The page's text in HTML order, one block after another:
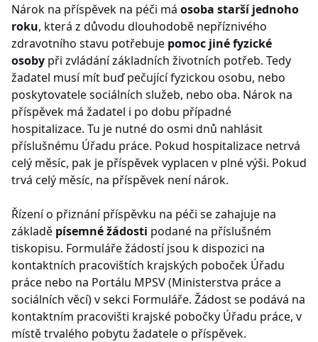
Nárok na příspěvek na péči má osoba starší jednoho
roku, která z důvodu dlouhodobě nepříznivého
zdravotního stavu potřebuje pomoc jiné fyzické
osoby při zvládání základních životních potřeb. Tedy
žadatel musí mít buď pečující fyzickou osobu, nebo
poskytovatele sociálních služeb, nebo oba. Nárok na
příspěvek má žadatel i po dobu případné
hospitalizace. Tu je nutné do osmi dnů nahlásit
příslušnému Úřadu práce. Pokud hospitalizace netrvá
celý měsíc, pak je příspěvek vyplacen v plné výši. Pokud
trvá celý měsíc, na příspěvek není nárok.
Řízení o přiznání příspěvku na péči se zahajuje na
základě písemné žádosti podané na příslušném
tiskopisu. Formuláře žádostí jsou k dispozici na
kontaktních pracovištích krajských poboček Úřadu
práce nebo na Portálu MPSV (Ministerstva práce a
sociálních věcí) v sekci Formuláře. Žádost se podává na
kontaktním pracovišti krajské pobočky Úřadu práce, v
místě trvalého pobytu žadatele o příspěvek.